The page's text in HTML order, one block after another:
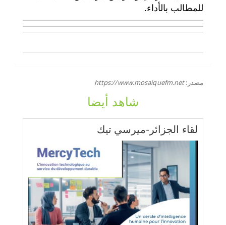
للمطالب بالأداء.
مصدر:https://www.mosaiquefm.net
شاهد أيضا
لقاء الجزائر-ميرسي تيك